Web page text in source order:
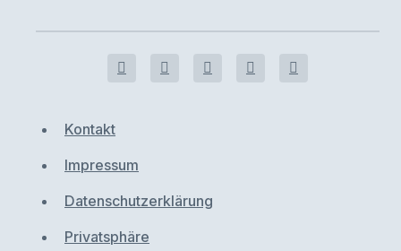
Kontakt
Impressum
Datenschutzerklärung
Privatsphäre